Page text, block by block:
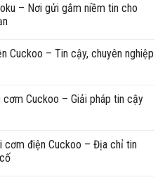
– Nơi gửi gắm niềm tin cho
Cuckoo – Tin cậy, chuyên nghiệp
cơm Cuckoo – Giải pháp tin cậy
cơm điện Cuckoo – Địa chỉ tin